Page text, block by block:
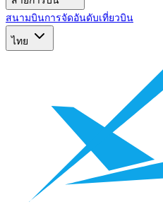
สนามบินการจัดอันดับเที่ยวบิน
ไทย